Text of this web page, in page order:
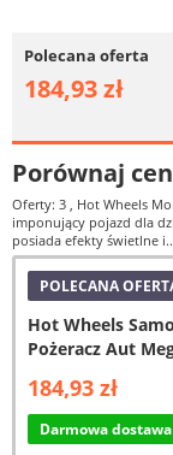
Polecana oferta
184,93 zł
Porównaj
Oferty: 3 , Hot Wheels
imponujący pojazd dla
posiada efekty świetlne
POLECANA
Hot Wheels
Pożeracz Aut
184,93 zł
Darmowa dostawa